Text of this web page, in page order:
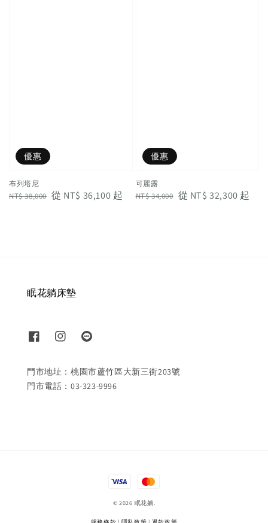
優惠
布列塔尼
Regular
NT$ 38,000 Sale
從 NT$ 36,100 起
優惠
可麗露
Regular
NT$ 34,000 Sale
從 NT$ 32,300 起
眠花躺床墊
門市地址：桃園市蘆竹區大新三街203號
門市電話：03-323-9996
© 2026 眠花躺.